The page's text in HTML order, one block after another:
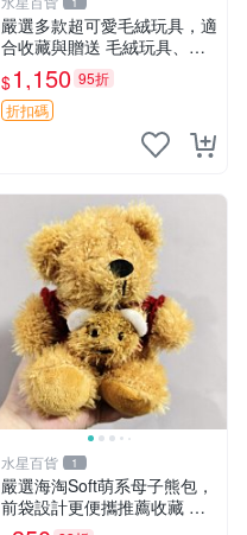
嚴選多款超可愛毛絨玩具，適
合收藏與贈送 毛絨玩具、抱
枕、公仔
$1,150 95折
折扣碼
水星百貨 1
嚴選海淘Soft萌系母子熊包，
前袋設計更便攜推薦收藏 母
子熊 軟綿綿 包包